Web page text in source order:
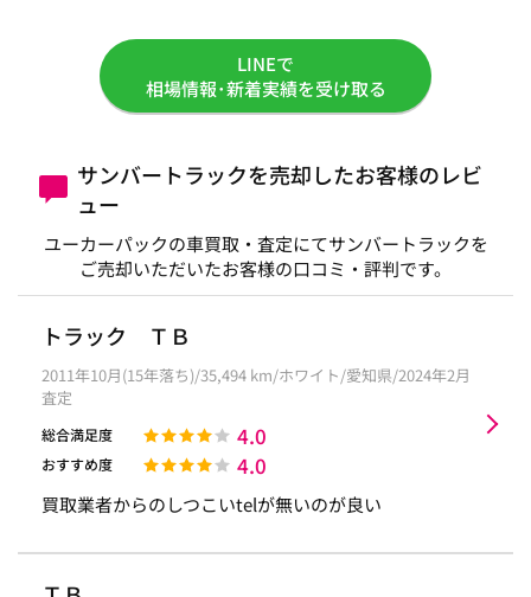
LINEで
相場情報･新着実績を受け取る
サンバートラックを売却したお客様のレビ
ュー
ユーカーパックの車買取・査定にてサンバートラックを
ご売却いただいたお客様の口コミ・評判です。
トラック ＴＢ
2011年10月(15年落ち)/35,494 km/ホワイト/愛知県/2024年2月
査定
総合満足度 4.0
おすすめ度 4.0
買取業者からのしつこいtelが無いのが良い